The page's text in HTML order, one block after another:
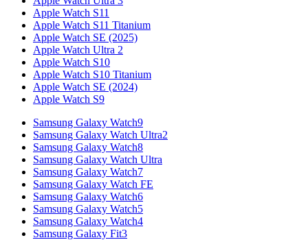
Apple Watch S11
Apple Watch S11 Titanium
Apple Watch SE (2025)
Apple Watch Ultra 2
Apple Watch S10
Apple Watch S10 Titanium
Apple Watch SE (2024)
Apple Watch S9
Samsung Galaxy Watch9
Samsung Galaxy Watch Ultra2
Samsung Galaxy Watch8
Samsung Galaxy Watch Ultra
Samsung Galaxy Watch7
Samsung Galaxy Watch FE
Samsung Galaxy Watch6
Samsung Galaxy Watch5
Samsung Galaxy Watch4
Samsung Galaxy Fit3